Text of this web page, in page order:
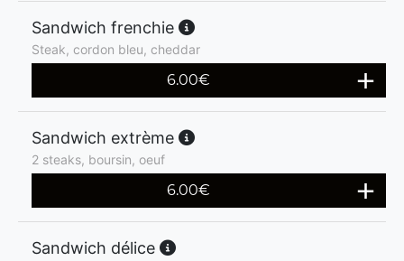
Sandwich frenchie
Steak, cordon bleu, cheddar
6.00€
Sandwich extrème
2 steaks, boursin, oeuf
6.00€
Sandwich délice